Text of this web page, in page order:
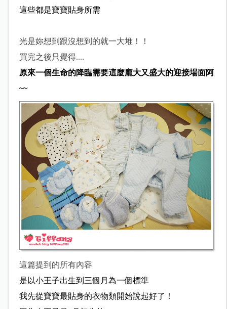
這些都是寶寶貼身所需
光是妳想到跟沒想到的就一大堆！！
買完之後只覺得....
原來一個生命的降臨需要這麼龐大又盛大的迎接場面阿
~~
這篇提到的所有內容
是以小王子出生到三個月為一個標準
我先從寶寶最貼身的衣物類開始說起好了！